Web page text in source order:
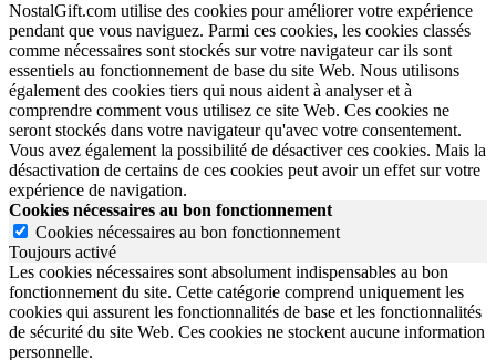
NostalGift.com utilise des cookies pour améliorer votre expérience
pendant que vous naviguez. Parmi ces cookies, les cookies classés
comme nécessaires sont stockés sur votre navigateur car ils sont
essentiels au fonctionnement de base du site Web. Nous utilisons
également des cookies tiers qui nous aident à analyser et à
comprendre comment vous utilisez ce site Web. Ces cookies ne
seront stockés dans votre navigateur qu'avec votre consentement.
Vous avez également la possibilité de désactiver ces cookies. Mais la
désactivation de certains de ces cookies peut avoir un effet sur votre
expérience de navigation.
Cookies nécessaires au bon fonctionnement
Cookies nécessaires au bon fonctionnement
Toujours activé
Les cookies nécessaires sont absolument indispensables au bon
fonctionnement du site. Cette catégorie comprend uniquement les
cookies qui assurent les fonctionnalités de base et les fonctionnalités
de sécurité du site Web. Ces cookies ne stockent aucune information
personnelle.